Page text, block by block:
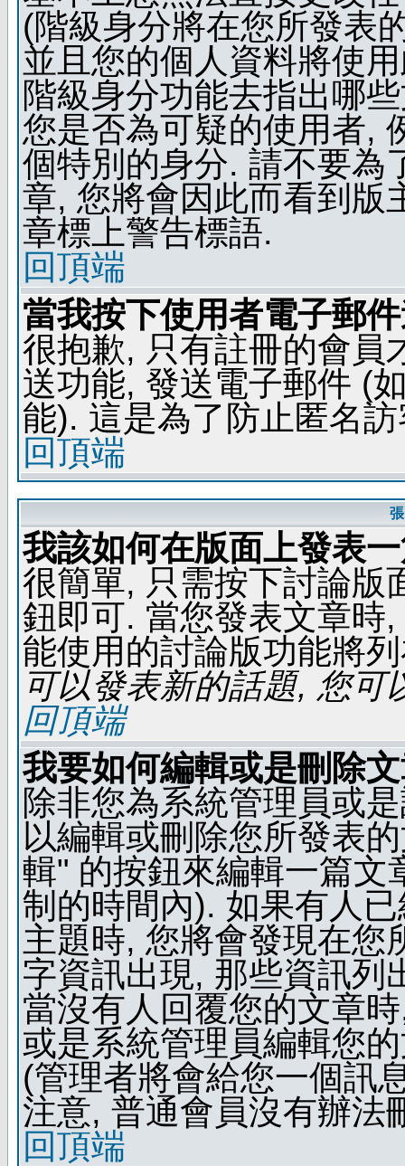
(階級身分將在您所發表
並且您的個人資料將使
階級身分功能去指出哪
您是否為可疑的使用者,
個特別的身分. 請不要為
章, 您將會因此而看到版
章標上警告標語.
回頂端
當我按下使用者電子郵
很抱歉, 只有註冊的會員
送功能, 發送電子郵件 (
能). 這是為了防止匿名
回頂端
我該如何在版面上發表
很簡單, 只需按下討論版
鈕即可. 當您發表文章時
能使用的討論版功能將
可以發表新的話題, 您可
回頂端
我要如何編輯或是刪除
除非您為系統管理員或
以編輯或刪除您所發表
輯" 的按鈕來編輯一篇文
制的時間內). 如果有人
主題時, 您將會發現在您
字資訊出現, 那些資訊列
當沒有人回覆您的文章
或是系統管理員編輯您
(管理者將會給您一個訊
注意, 普通會員沒有辦法
回頂端